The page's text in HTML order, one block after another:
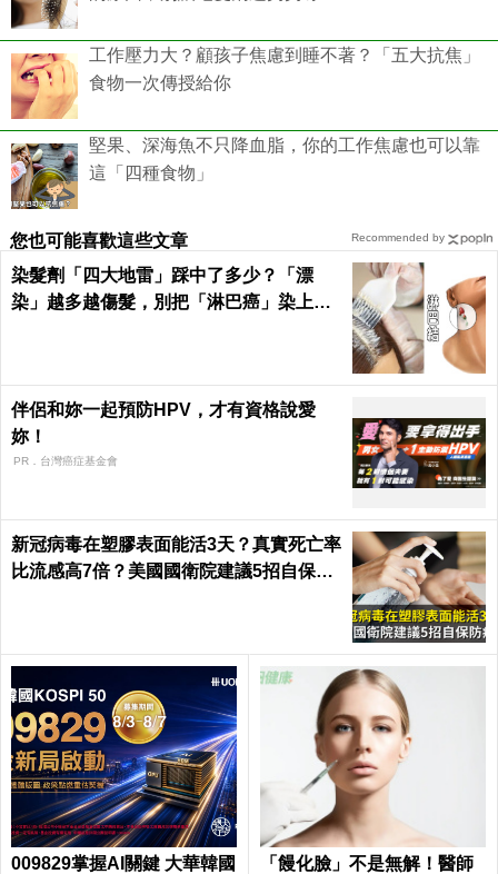
工作壓力大？顧孩子焦慮到睡不著？「五大抗焦」
食物一次傳授給你
堅果、深海魚不只降血脂，你的工作焦慮也可以靠
這「四種食物」
您也可能喜歡這些文章
染髮劑「四大地雷」踩中了多少？「漂
染」越多越傷髮，別把「淋巴癌」染上
伴侶和妳一起預防HPV，才有資格說愛
妳！
PR．台灣癌症基金會
新冠病毒在塑膠表面能活3天？真實死亡率
比流感高7倍？美國國衛院建議5招自保防
009829掌握AI關鍵 大華韓國
「饅化臉」不是無解！醫師
Recommended by